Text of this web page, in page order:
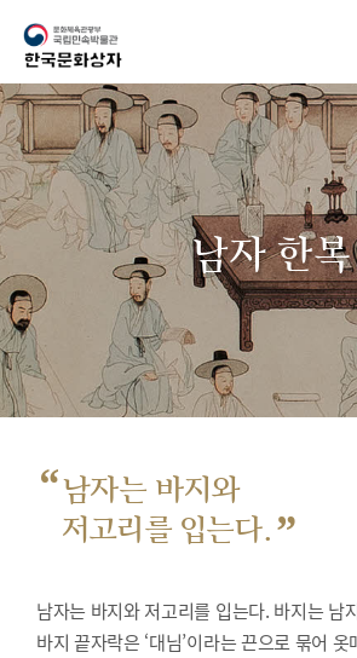
남자 한복
“남자는 바지와
저고리를 입는다. ”
남자는 바지와 저고리를 입는다. 바지는 남
바지 끝자락은 ‘대님’이라는 끈으로 묶어